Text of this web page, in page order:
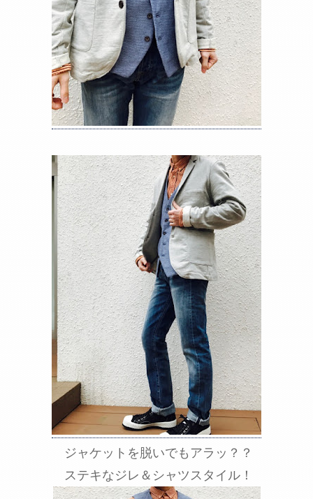
ジャケットを脱いでもアラッ？？
ステキなジレ＆シャツスタイル！